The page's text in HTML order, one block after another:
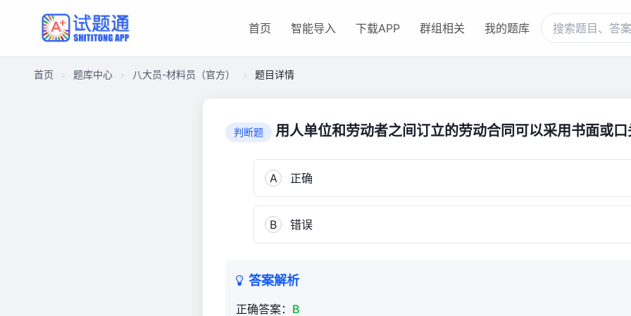
首页 智能导入 下载APP 群组相关 我的题库
首页 题库中心 八大员-材料员（官方） 题目详情
判断题 用人单位和劳动者之间订立的劳动合同可以采用书面或
A 正确
B 错误
答案解析
正确答案： B